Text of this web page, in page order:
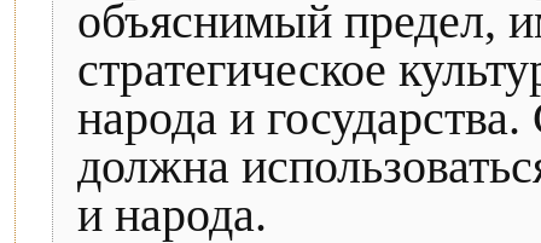
объяснимый предел,
стратегическое
народа и
должна
и народа.